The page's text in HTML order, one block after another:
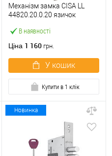
В наявності
Механізм замка CISA LL
44820.20.0.20 язичок
нержавіюча сталь
Ціна 1 160 грн.
У кошик
Купити в 1 клік
Новинка